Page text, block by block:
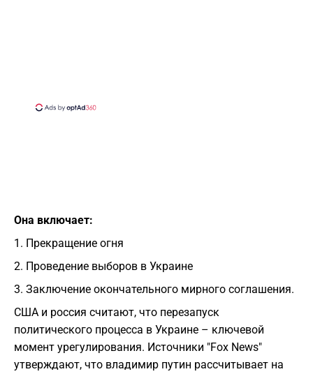
Она включает:
1. Прекращение огня
2. Проведение выборов в Украине
3. Заключение окончательного мирного соглашения.
США и россия считают, что перезапуск
политического процесса в Украине – ключевой
момент урегулирования. Источники "Fox News"
утверждают, что владимир путин рассчитывает на